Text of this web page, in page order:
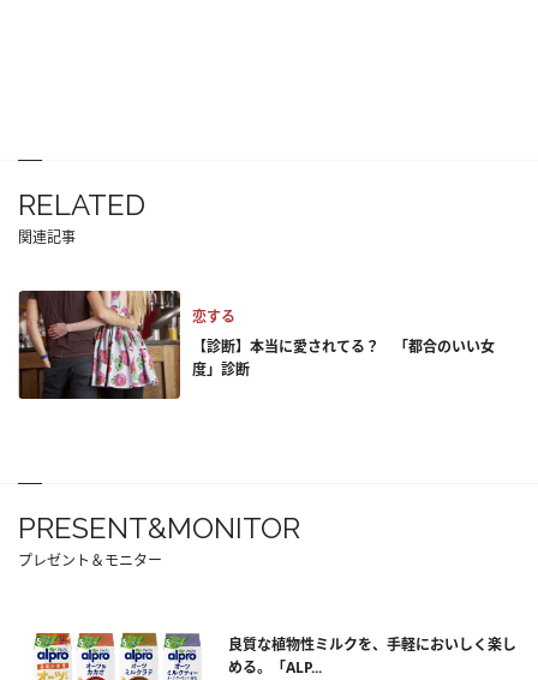
RELATED
関連記事
恋する
【診断】本当に愛されてる？ 「都合のいい女
度」診断
PRESENT&MONITOR
プレゼント＆モニター
良質な植物性ミルクを、手軽においしく楽し
める。「ALP...